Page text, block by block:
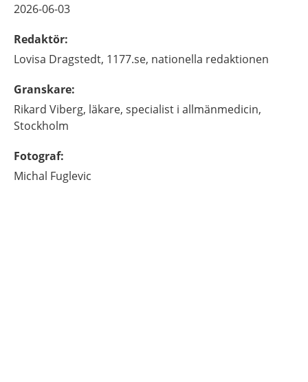
2026-06-03
Redaktör:
Lovisa Dragstedt, 1177.se, nationella redaktionen
Granskare:
Rikard Viberg, läkare, specialist i allmänmedicin,
Stockholm
Fotograf:
Michal Fuglevic